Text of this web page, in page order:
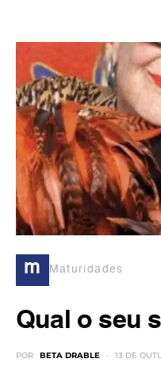
m Maturidades
Qual o seu
POR BETA DRABLE 13 DE